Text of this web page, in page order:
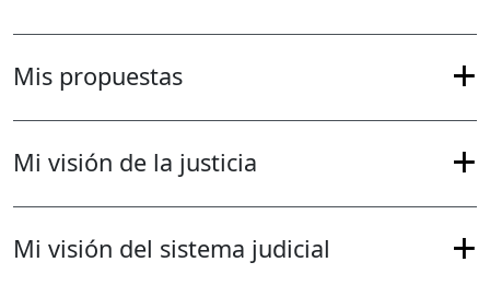
Mis propuestas
Mi visión de la justicia
Mi visión del sistema judicial